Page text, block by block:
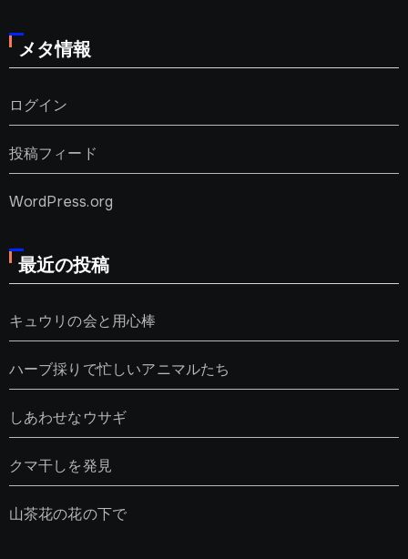
メタ情報
ログイン
投稿フィード
WordPress.org
最近の投稿
キュウリの会と用心棒
ハーブ採りで忙しいアニマルたち
しあわせなウサギ
クマ干しを発見
山茶花の花の下で